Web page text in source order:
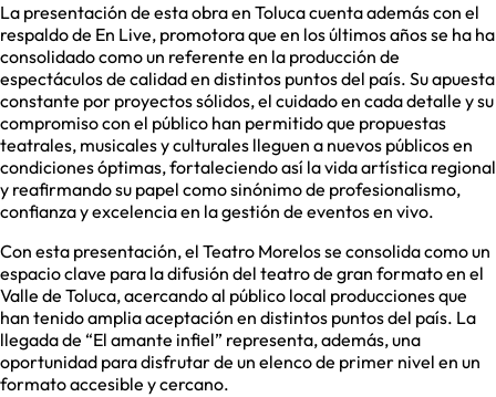
La presentación de esta obra en Toluca cuenta además con el
respaldo de En Live, promotora que en los últimos años se ha ha
consolidado como un referente en la producción de
espectáculos de calidad en distintos puntos del país. Su apuesta
constante por proyectos sólidos, el cuidado en cada detalle y su
compromiso con el público han permitido que propuestas
teatrales, musicales y culturales lleguen a nuevos públicos en
condiciones óptimas, fortaleciendo así la vida artística regional
y reafirmando su papel como sinónimo de profesionalismo,
confianza y excelencia en la gestión de eventos en vivo.
Con esta presentación, el Teatro Morelos se consolida como un
espacio clave para la difusión del teatro de gran formato en el
Valle de Toluca, acercando al público local producciones que
han tenido amplia aceptación en distintos puntos del país. La
llegada de “El amante infiel” representa, además, una
oportunidad para disfrutar de un elenco de primer nivel en un
formato accesible y cercano.